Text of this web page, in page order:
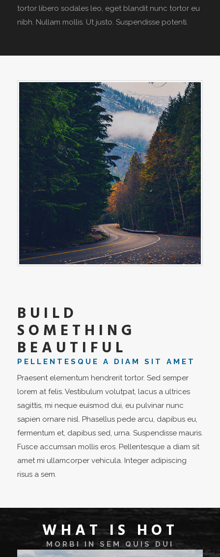
tortor libero sodales leo, eget blandit nunc tortor eu
nibh. Nullam mollis. Ut justo. Suspendisse potenti.
BUILD
SOMETHING
BEAUTIFUL
PELLENTESQUE A DIAM SIT AMET
Praesent elementum hendrerit tortor. Sed semper
lorem at felis. Vestibulum volutpat, lacus a ultrices
sagittis, mi neque euismod dui, eu pulvinar nunc
sapien ornare nisl. Phasellus pede arcu, dapibus eu,
fermentum et, dapibus sed, urna. Suspendisse mauris.
Fusce accumsan mollis eros. Pellentesque a diam sit
amet mi ullamcorper vehicula. Integer adipiscing
risus a sem.
WHAT IS HOT
MORBI IN SEM QUIS DUI